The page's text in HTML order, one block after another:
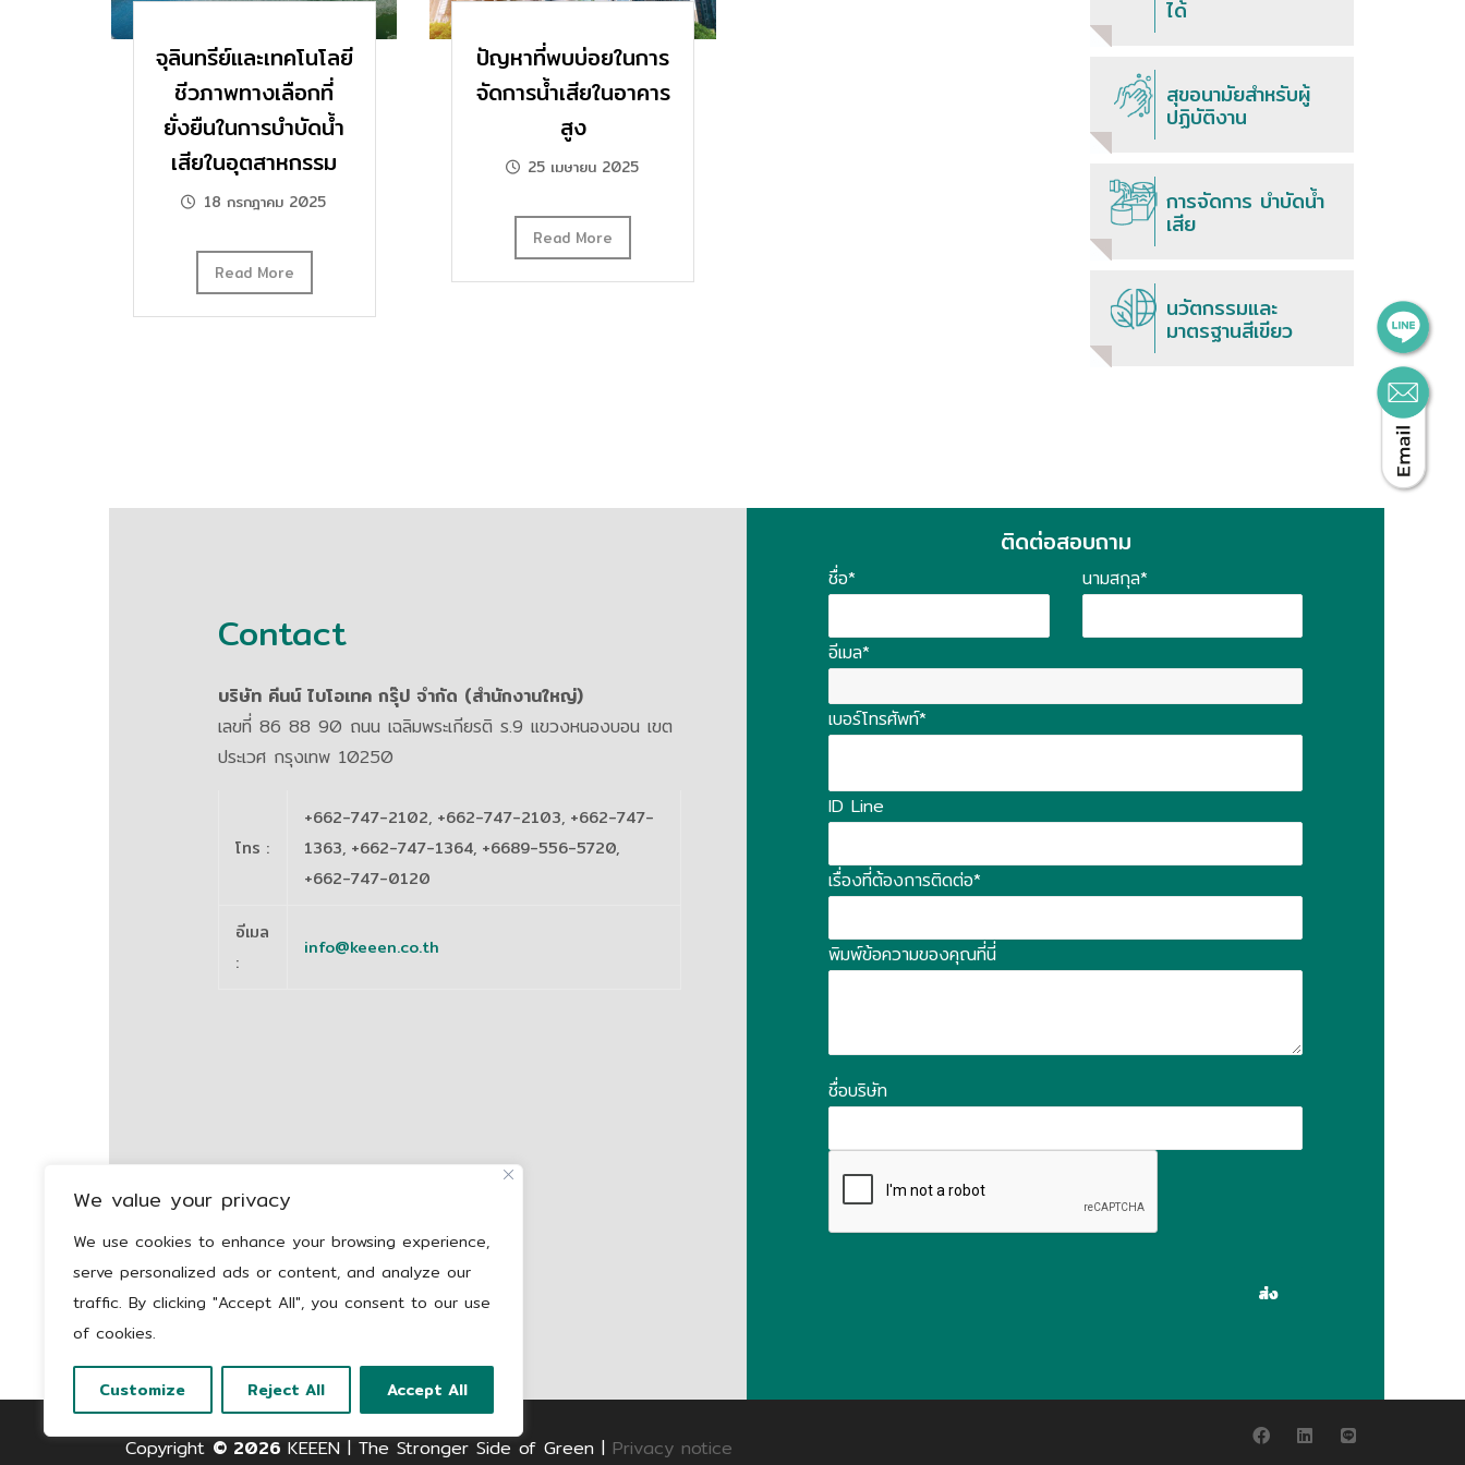
We value your privacy
We use cookies to enhance your browsing experience,
serve personalized ads or content, and analyze our
traffic. By clicking "Accept All", you consent to our use
of cookies.
Customize Reject All Accept All
จุลินทรีย์และเทคโนโลยี
ชีวภาพทางเลือกที่
ยั่งยืนในการบำบัดน้ำ
เสียในอุตสาหกรรม
18 กรกฎาคม 2025
Read More
ปัญหาที่พบบ่อยในการ
จัดการน้ำเสียในอาคาร
สูง
25 เมษายน 2025
Read More
ได้
สุขอนามัยสำหรับผู้
ปฏิบัติงาน
การจัดการ บำบัดน้ำ
เสีย
นวัตกรรมและ
มาตรฐานสีเขียว
Contact
บริษัท คีนน์ ไบโอเทค กรุ๊ป จำกัด (สำนักงานใหญ่)
เลขที่ 86 88 90 ถนน เฉลิมพระเกียรติ ร.9 แขวงหนองบอน เขต
ประเวศ กรุงเทพ 10250
โทร :
+662-747-2102, +662-747-2103, +662-747-
1363, +662-747-1364, +6689-556-5720,
+662-747-0120
อีเมล
:
info@keeen.co.th
ติดต่อสอบถาม
ชื่อ* นามสกุล*
อีเมล*
เบอร์โทรศัพท์*
ID Line
เรื่องที่ต้องการติดต่อ*
พิมพ์ข้อความของคุณที่นี่
ชื่อบริษัท
Copyright © 2026 KEEEN | The Stronger Side of Green | Privacy notice